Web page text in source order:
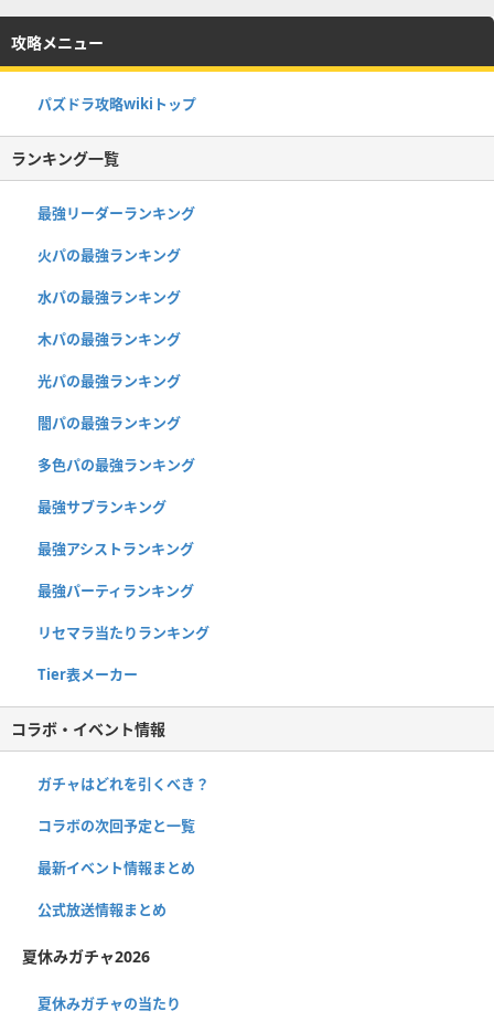
攻略メニュー
パズドラ攻略wikiトップ
ランキング一覧
最強リーダーランキング
火パの最強ランキング
水パの最強ランキング
木パの最強ランキング
光パの最強ランキング
闇パの最強ランキング
多色パの最強ランキング
最強サブランキング
最強アシストランキング
最強パーティランキング
リセマラ当たりランキング
Tier表メーカー
コラボ・イベント情報
ガチャはどれを引くべき？
コラボの次回予定と一覧
最新イベント情報まとめ
公式放送情報まとめ
夏休みガチャ2026
夏休みガチャの当たり